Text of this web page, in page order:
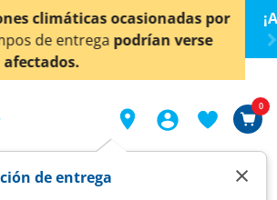
inner">
también en Aguascalientes!Da
clic
conocer detalles.
de entrega ×
0